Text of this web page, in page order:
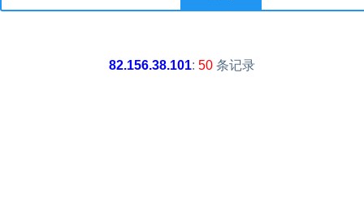
82.156.38.101: 50 条记录